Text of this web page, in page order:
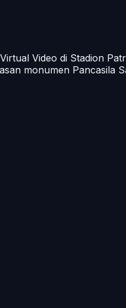
Video di Stadion
monumen Pancasila